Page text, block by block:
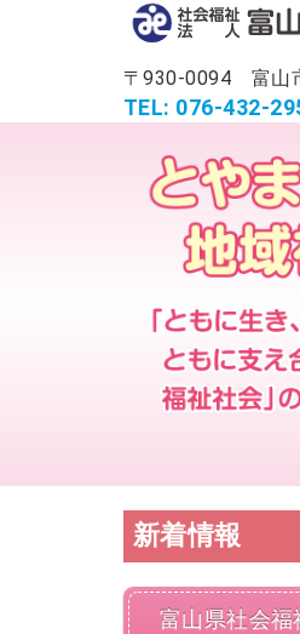
〒930-0094 富山
TEL: 076-432-
新着情報
富山県社会福